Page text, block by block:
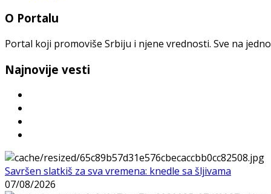
O Portalu
Portal koji promoviše Srbiju i njene vrednosti. Sve na
Najnovije vesti
Savršen slatkiš za sva vremena: knedle sa šljivama
07/08/2026